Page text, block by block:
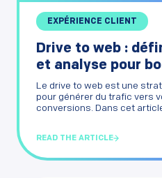
EXPÉRIENCE CLIENT
Drive to web :
et analyse pour
Le drive to web est une
pour générer du trafic vers
conversions. Dans cet
READ THE ARTICLE